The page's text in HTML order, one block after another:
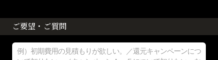
ご要望・ご質問